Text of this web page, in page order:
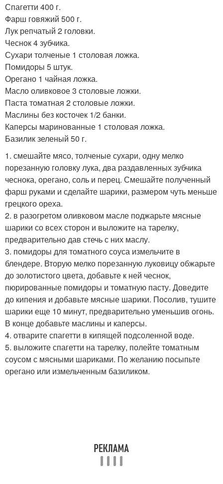
Спагетти 400 г.
Фарш говяжий 500 г.
Лук репчатый 2 головки.
Чеснок 4 зубчика.
Сухари толченые 1 столовая ложка.
Помидоры 5 штук.
Орегано 1 чайная ложка.
Масло оливковое 3 столовые ложки.
Паста томатная 2 столовые ложки.
Маслины без косточек 1/2 банки.
Каперсы маринованные 1 столовая ложка.
Базилик зеленый 50 г.
1. смешайте мясо, толченые сухари, одну мелко
порезанную головку лука, два раздавленных зубчика
чеснока, орегано, соль и перец. Смешайте полученный
фарш руками и сделайте шарики, размером чуть меньше
грецкого ореха.
2. в разогретом оливковом масле поджарьте мясные
шарики со всех сторон и выложите на тарелку,
предварительно дав стечь с них маслу.
3. помидоры для томатного соуса измельчите в
блендере. Вторую мелко порезанную луковицу обжарьте
до золотистого цвета, добавьте к ней чеснок,
пюрированные помидоры и томатную пасту. Доведите
до кипения и добавьте мясные шарики. Посолив, тушите
шарики еще 10 минут, предварительно уменьшив огонь.
В конце добавьте маслины и каперсы.
4. отварите спагетти в кипящей подсоленной воде.
5. выложите спагетти на тарелку, полейте томатным
соусом с мясными шариками. По желанию посыпьте
орегано или измельченным базиликом.